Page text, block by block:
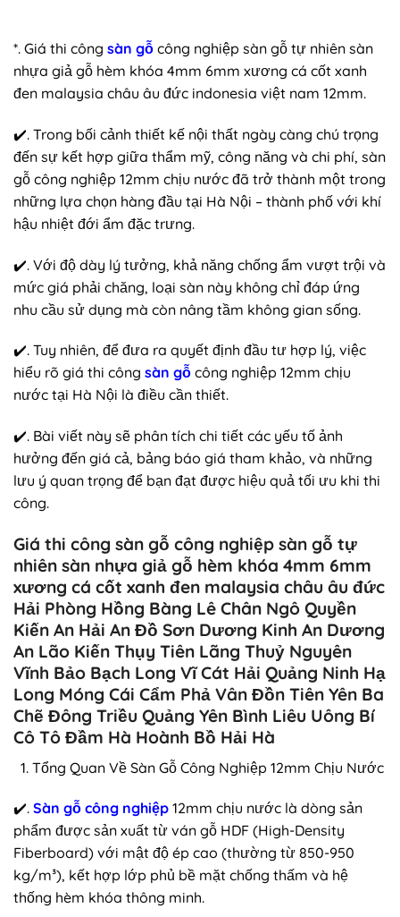
*. Giá thi công sàn gỗ công nghiệp sàn gỗ tự nhiên sàn
nhựa giả gỗ hèm khóa 4mm 6mm xương cá cốt xanh
đen malaysia châu âu đức indonesia việt nam 12mm.
✔️. Trong bối cảnh thiết kế nội thất ngày càng chú trọng
đến sự kết hợp giữa thẩm mỹ, công năng và chi phí, sàn
gỗ công nghiệp 12mm chịu nước đã trở thành một trong
những lựa chọn hàng đầu tại Hà Nội – thành phố với khí
hậu nhiệt đới ẩm đặc trưng.
✔️. Với độ dày lý tưởng, khả năng chống ẩm vượt trội và
mức giá phải chăng, loại sàn này không chỉ đáp ứng
nhu cầu sử dụng mà còn nâng tầm không gian sống.
✔️. Tuy nhiên, để đưa ra quyết định đầu tư hợp lý, việc
hiểu rõ giá thi công sàn gỗ công nghiệp 12mm chịu
nước tại Hà Nội là điều cần thiết.
✔️. Bài viết này sẽ phân tích chi tiết các yếu tố ảnh
hưởng đến giá cả, bảng báo giá tham khảo, và những
lưu ý quan trọng để bạn đạt được hiệu quả tối ưu khi thi
công.
Giá thi công sàn gỗ công nghiệp sàn gỗ tự
nhiên sàn nhựa giả gỗ hèm khóa 4mm 6mm
xương cá cốt xanh đen malaysia châu âu đức
Hải Phòng Hồng Bàng Lê Chân Ngô Quyền
Kiến An Hải An Đồ Sơn Dương Kinh An Dương
An Lão Kiến Thụy Tiên Lãng Thuỷ Nguyên
Vĩnh Bảo Bạch Long Vĩ Cát Hải Quảng Ninh Hạ
Long Móng Cái Cẩm Phả Vân Đồn Tiên Yên Ba
Chẽ Đông Triều Quảng Yên Bình Liêu Uông Bí
Cô Tô Đầm Hà Hoành Bồ Hải Hà
Tổng Quan Về Sàn Gỗ Công Nghiệp 12mm Chịu Nước
✔️. Sàn gỗ công nghiệp 12mm chịu nước là dòng sản
phẩm được sản xuất từ ván gỗ HDF (High-Density
Fiberboard) với mật độ ép cao (thường từ 850-950
kg/m³), kết hợp lớp phủ bề mặt chống thấm và hệ
thống hèm khóa thông minh.